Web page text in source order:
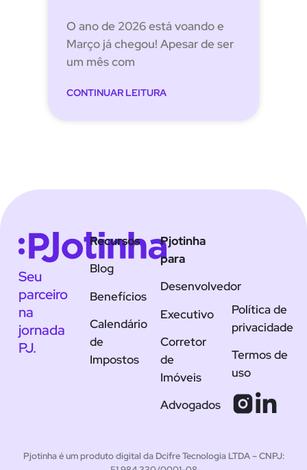
O ano de 2026 está voando e
Março já chegou! Apesar de ser
um mês com
CONTINUAR LEITURA
Seu
parceiro
na
jornada
PJ.
Recursos
Blog
Benefícios
Calendário
de
Impostos
Pjotinha
para
Desenvolvedor
Executivo
Corretor
de
Imóveis
Advogados
Política de
privacidade
Termos de
uso
Pjotinha é um produto digital da Dcifre Tecnologia LTDA – CNPJ: